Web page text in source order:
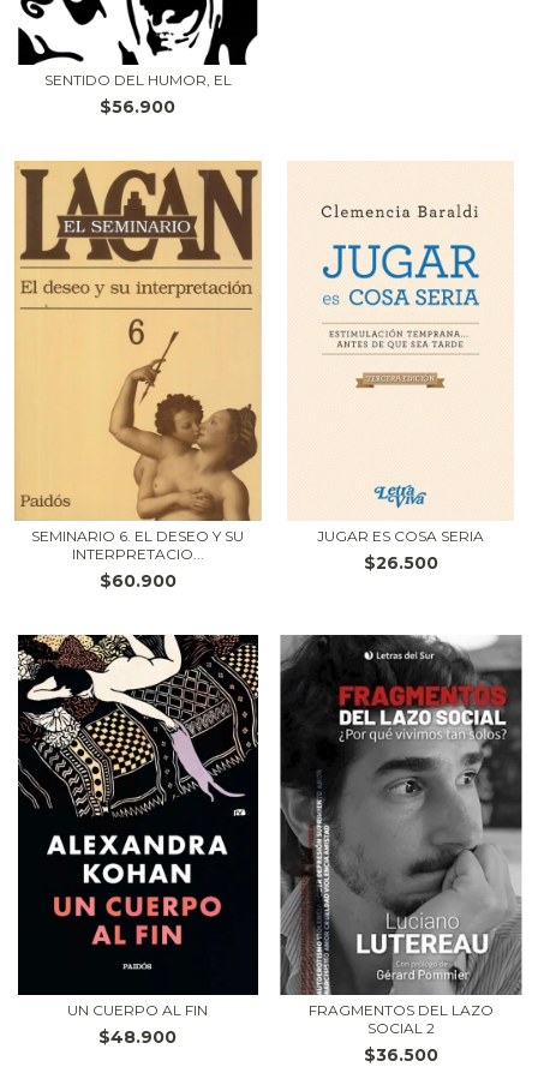
SENTIDO DEL HUMOR, EL
$56.900
SEMINARIO 6. EL DESEO Y SU
INTERPRETACIO...
$60.900
JUGAR ES COSA SERIA
$26.500
UN CUERPO AL FIN
$48.900
FRAGMENTOS DEL LAZO
SOCIAL 2
$36.500